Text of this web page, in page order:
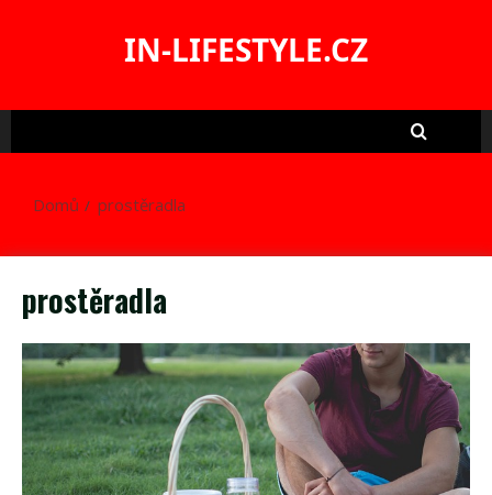
IN-LIFESTYLE.CZ
Domů prostěradla
prostěradla